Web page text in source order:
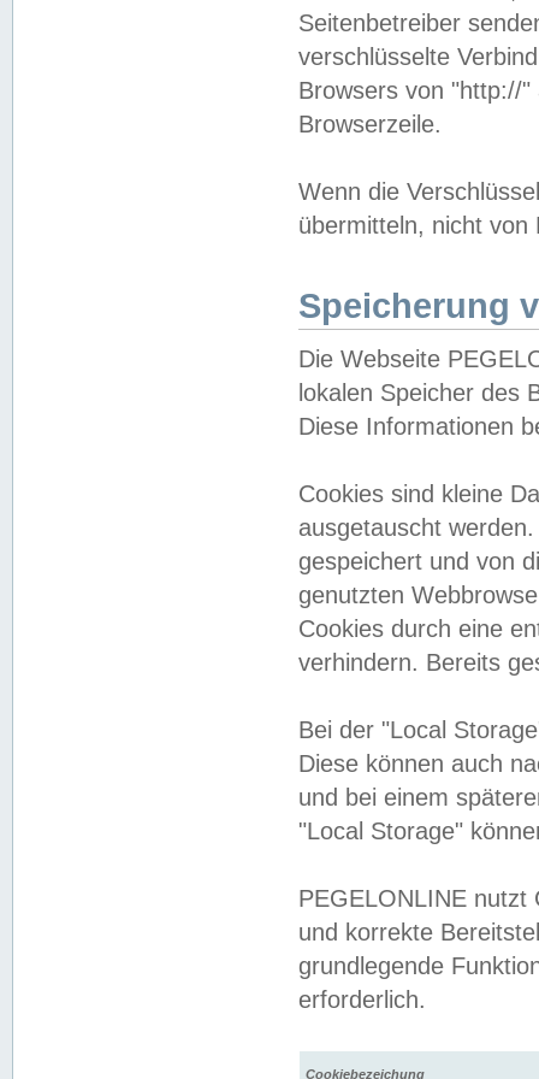
Seitenbetreiber
verschlüsselte
Browsers von "http://
Browserzeile.
Wenn die
übermitteln, nicht von
Speicherung
Die Webseite
lokalen Speicher des
Diese Informationen
Cookies sind kleine
ausgetauscht
gespeichert und von
genutzten
Cookies durch eine
verhindern. Bereits
Bei der "Local
Diese können auch
und bei einem
"Local Storage"
PEGELONLINE nutzt
und korrekte
grundlegende
erforderlich.
Cookiebezeichung